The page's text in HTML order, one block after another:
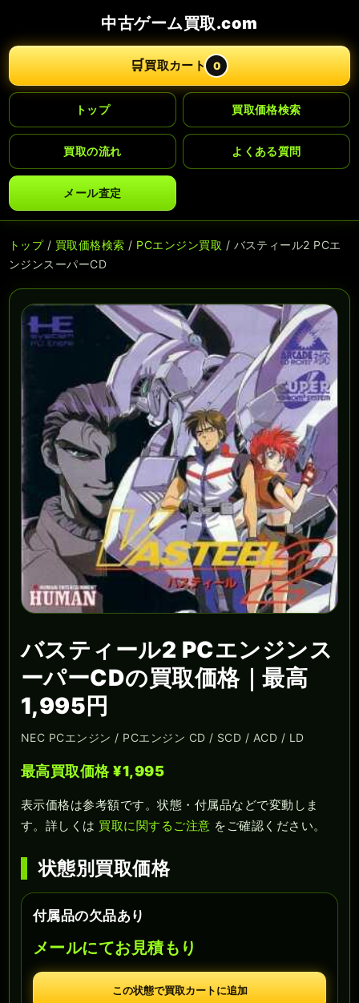
中古ゲーム買取.com
🛒買取カート 0
トップ 買取価格検索
買取の流れ よくある質問
メール査定
トップ/ 買取価格検索 / PCエンジン買取 / バスティール2 PCエ
ンジンスーパーCD
バスティール2 PCエンジンス
ーパーCDの買取価格｜最高
1,995円
NEC PCエンジン / PCエンジン CD / SCD / ACD / LD
最高買取価格 ¥1,995
表示価格は参考額です。状態・付属品などで変動しま
す。詳しくは 買取に関するご注意 をご確認ください。
状態別買取価格
付属品の欠品あり
メールにてお見積もり
この状態で買取カートに追加